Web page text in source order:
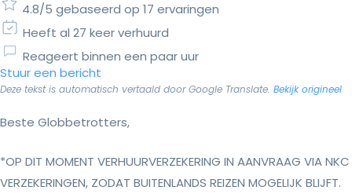
4.8/5 gebaseerd op 17 ervaringen
Heeft al 27 keer verhuurd
Reageert binnen een paar uur
Stuur een bericht
Deze tekst is automatisch vertaald door Google Translate. Bekijk origineel
Beste Globbetrotters,
*OP DIT MOMENT VERHUURVERZEKERING IN AANVRAAG VIA NKC
VERZEKERINGEN, ZODAT BUITENLANDS REIZEN MOGELIJK BLIJFT.